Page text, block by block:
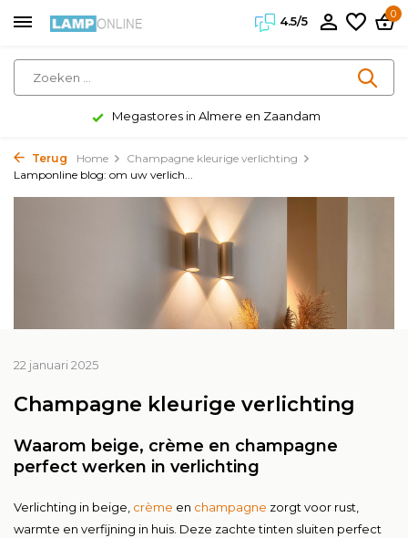
4.5/5
0
Klanten geven ons een 4.5/5
Terug Home
Champagne kleurige verlichting
Lamponline blog: om uw verlich...
22 januari 2025
Champagne kleurige verlichting
Waarom beige, crème en champagne
perfect werken in verlichting
Verlichting in beige, crème en champagne zorgt voor rust,
warmte en verfijning in huis. Deze zachte tinten sluiten perfect